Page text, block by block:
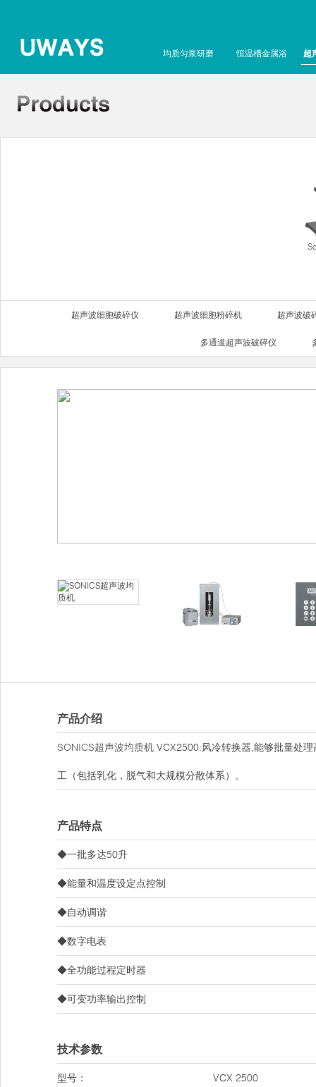
均质匀浆研磨 恒温槽金属浴 超
超声波细胞破碎仪 超声波细胞粉碎机 超声波破
多通道超声波破碎仪
产品介绍
SONICS超声波均质机 VCX2500:风冷转换器,能够批量处
工（包括乳化，脱气和大规模分散体系）。
产品特点
◆一批多达50升
◆能量和温度设定点控制
◆自动调谐
◆数字电表
◆全功能过程定时器
◆可变功率输出控制
技术参数
型号： VCX 2500